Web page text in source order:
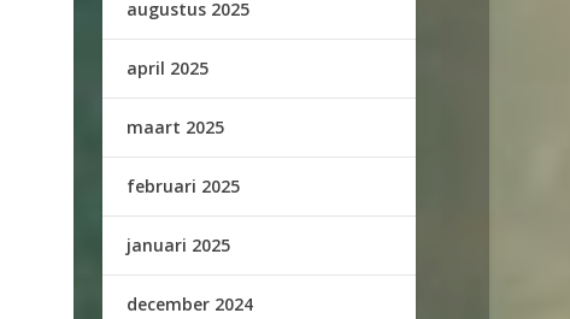
augustus 2025
april 2025
maart 2025
februari 2025
januari 2025
december 2024